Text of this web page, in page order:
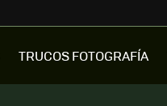
TRUCOS FOTOGRAFÍA